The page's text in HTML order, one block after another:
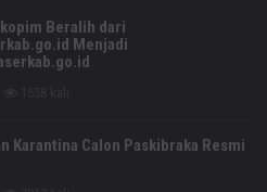
Beralih dari
Menjadi
Karantina Calon Paskibraka Resmi